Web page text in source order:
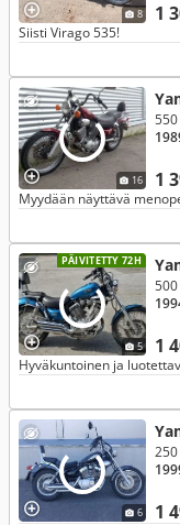
8 1
Siisti Virago 535!
16 1
550
Myydään näyttävä
PÄIVITETTY 72H
5 1
500
Hyväkuntoinen ja
6 1
250